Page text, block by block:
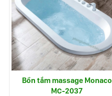
Bồn tắm massage Monaco
MC-2037